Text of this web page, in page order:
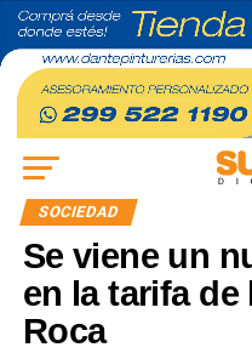
SOCIEDAD
Se viene un
en la tarifa de
Roca